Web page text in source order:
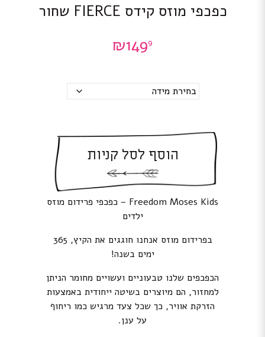
כפכפי מוזס קידס FIERCE שחור
₪1499
מידות
הוסף לסל קניות
Freedom Moses Kids – כפכפי פרידום מוזס
ילדים
בפרידום מוזס אנחנו חוגגים את הקיץ, 365
ימים בשנה!
הכפכפים שלנו טבעוניים ועשויים מחומר הניתן
למחזור, הם מיוצרים בשיטה ייחודית באמצעות
הזרקת אוויר, כך שכל צעד מרגיש כמו ריחוף
על ענן.